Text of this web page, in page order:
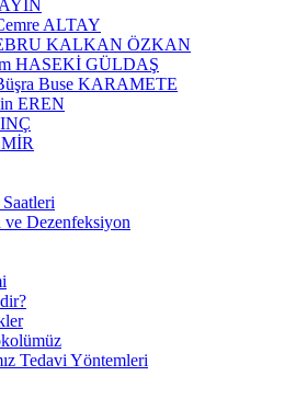
ALTAY
KALKAN ÖZKAN
HASEKİ GÜLDAŞ
Buse KARAMETE
EREN
ve Dezenfeksiyon
Tedavi Yöntemleri